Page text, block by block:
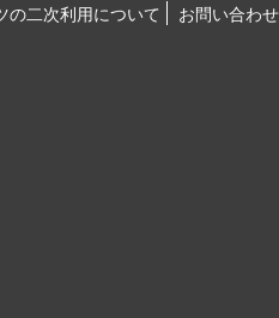
の二次利用について
お問い合わせ